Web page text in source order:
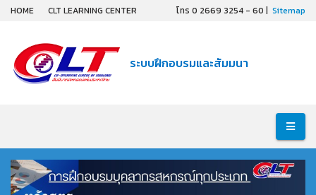
HOME CLT LEARNING CENTER โทร 0 2669 3254 - 60 | Sitemap
ระบบฝึกอบรมและสัมมนา